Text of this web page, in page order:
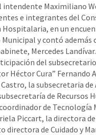
intendente Maximiliano
e integrantes del
Hospitalaria, en un
y contó además
Mercedes Landívar.
del
Héctor Cura” Fernando
la subsecretaria
de Recursos
de Tecnología
Piccart, la directora
de Cuidado y